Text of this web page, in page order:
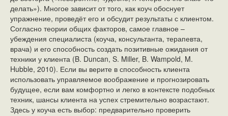
делать»). Многое зависит от того, как коуч обоснует
упражнение, проведёт его и обсудит результаты с клиентом.
Согласно теории общих факторов, самое главное –
убеждения специалиста (коуча, консультанта, терапевта,
врача) и его способность создать позитивные ожидания от
техники у клиента (B. Duncan, S. Miller, B. Wampold, M.
Hubble, 2010). Если вы верите в способность клиента
использовать управляемое воображение и прогнозировать
будущее, если вам комфортно и легко в контексте подобных
техник, шансы клиента на успех стремительно возрастают.
Здесь у коуча есть выбор: предварительно проверить